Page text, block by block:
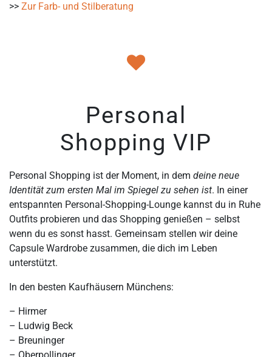
>> Zur Farb- und Stilberatung
Personal
Shopping VIP
Personal Shopping ist der Moment, in dem deine neue
Identität zum ersten Mal im Spiegel zu sehen ist. In einer
entspannten Personal-Shopping-Lounge kannst du in Ruhe
Outfits probieren und das Shopping genießen – selbst
wenn du es sonst hasst. Gemeinsam stellen wir deine
Capsule Wardrobe zusammen, die dich im Leben
unterstützt.
In den besten Kaufhäusern Münchens:
– Hirmer
– Ludwig Beck
– Breuninger